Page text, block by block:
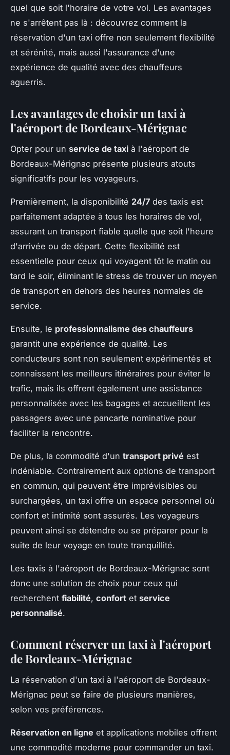
quel que soit l'horaire de votre vol. Les avantages
ne s'arrêtent pas là : découvrez comment la
réservation d'un taxi offre non seulement flexibilité
et sérénité, mais aussi l'assurance d'une
expérience de qualité avec des chauffeurs
aguerris.
Les avantages de choisir un taxi à
l'aéroport de Bordeaux-Mérignac
Opter pour un service de taxi à l'aéroport de
Bordeaux-Mérignac présente plusieurs atouts
significatifs pour les voyageurs.
Premièrement, la disponibilité 24/7 des taxis est
parfaitement adaptée à tous les horaires de vol,
assurant un transport fiable quelle que soit l'heure
d'arrivée ou de départ. Cette flexibilité est
essentielle pour ceux qui voyagent tôt le matin ou
tard le soir, éliminant le stress de trouver un moyen
de transport en dehors des heures normales de
service.
Ensuite, le professionnalisme des chauffeurs
garantit une expérience de qualité. Les
conducteurs sont non seulement expérimentés et
connaissent les meilleurs itinéraires pour éviter le
trafic, mais ils offrent également une assistance
personnalisée avec les bagages et accueillent les
passagers avec une pancarte nominative pour
faciliter la rencontre.
De plus, la commodité d'un transport privé est
indéniable. Contrairement aux options de transport
en commun, qui peuvent être imprévisibles ou
surchargées, un taxi offre un espace personnel où
confort et intimité sont assurés. Les voyageurs
peuvent ainsi se détendre ou se préparer pour la
suite de leur voyage en toute tranquillité.
Les taxis à l'aéroport de Bordeaux-Mérignac sont
donc une solution de choix pour ceux qui
recherchent fiabilité, confort et service
personnalisé.
Comment réserver un taxi à l'aéroport
de Bordeaux-Mérignac
La réservation d'un taxi à l'aéroport de Bordeaux-
Mérignac peut se faire de plusieurs manières,
selon vos préférences.
Réservation en ligne et applications mobiles offrent
une commodité moderne pour commander un taxi.